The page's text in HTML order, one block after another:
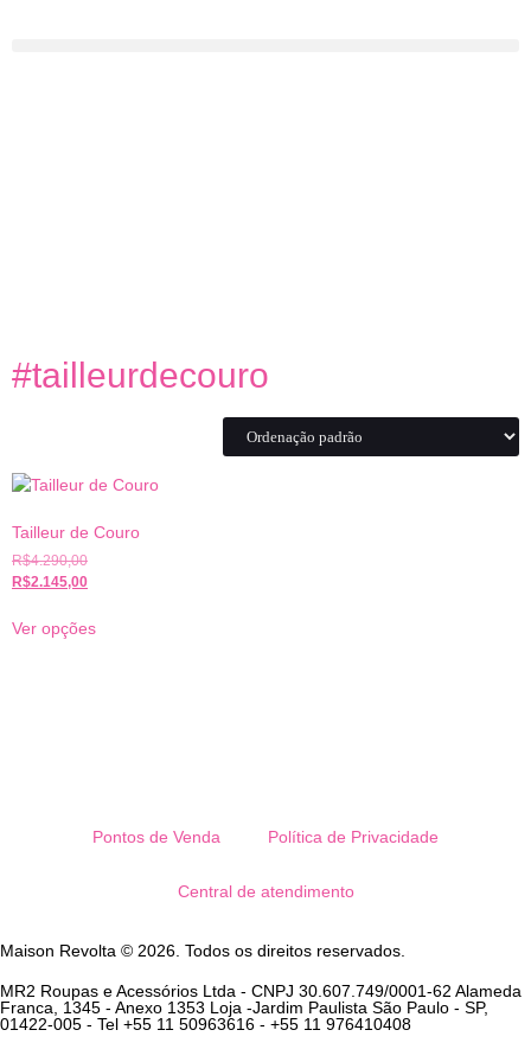
#tailleurdecouro
Tailleur de Couro
R$4.290,00
R$2.145,00
Ver opções
Pontos de Venda Política de Privacidade
Central de atendimento
Maison Revolta © 2026. Todos os direitos reservados.
MR2 Roupas e Acessórios Ltda - CNPJ 30.607.749/0001-62 Alameda
Franca, 1345 - Anexo 1353 Loja -Jardim Paulista São Paulo - SP,
01422-005 - Tel +55 11 50963616 - +55 11 976410408